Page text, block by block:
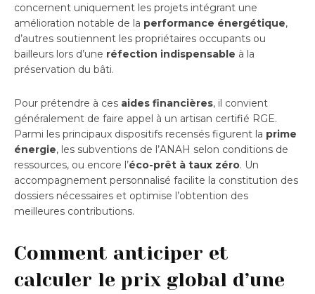
concernent uniquement les projets intégrant une
amélioration notable de la performance énergétique,
d’autres soutiennent les propriétaires occupants ou
bailleurs lors d’une réfection indispensable à la
préservation du bâti.
Pour prétendre à ces aides financières, il convient
généralement de faire appel à un artisan certifié RGE.
Parmi les principaux dispositifs recensés figurent la prime
énergie, les subventions de l’ANAH selon conditions de
ressources, ou encore l’éco-prêt à taux zéro. Un
accompagnement personnalisé facilite la constitution des
dossiers nécessaires et optimise l’obtention des
meilleures contributions.
Comment anticiper et
calculer le prix global d’une